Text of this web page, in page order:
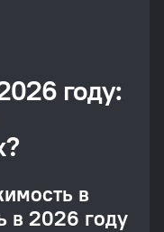
году:
в
в 2026 году